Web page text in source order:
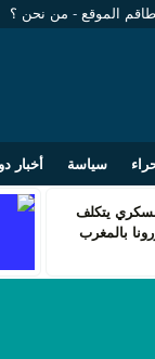
طاقم الموقع - من نحن ؟
سياسة أخبار
يتكلف
بالمغرب